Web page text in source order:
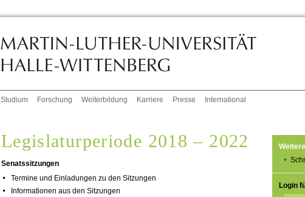
Studium Forschung Weiterbildung Karriere Presse International
Login
Legislaturperiode 2018 – 2022
Senatssitzungen
Termine und Einladungen zu den Sitzungen
Informationen aus den Sitzungen